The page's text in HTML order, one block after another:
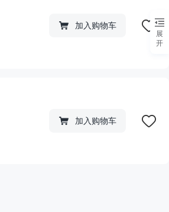
加入购物车
加入购物车
展
开